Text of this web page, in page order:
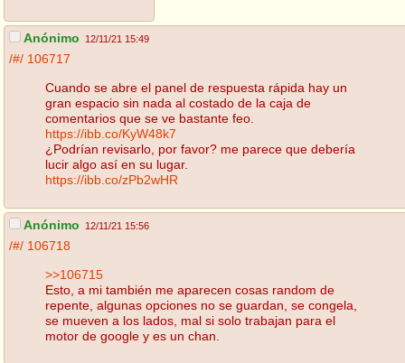
Anónimo 12/11/21 15:49
/#/ 106717
Cuando se abre el panel de respuesta rápida hay un
gran espacio sin nada al costado de la caja de
comentarios que se ve bastante feo.
https://ibb.co/KyW48k7
¿Podrían revisarlo, por favor? me parece que debería
lucir algo así en su lugar.
https://ibb.co/zPb2wHR
Anónimo 12/11/21 15:56
/#/ 106718
>>106715
Esto, a mi también me aparecen cosas random de
repente, algunas opciones no se guardan, se congela,
se mueven a los lados, mal si solo trabajan para el
motor de google y es un chan.